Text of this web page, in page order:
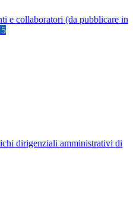
e collaboratori (da pubblicare in
dirigenziali amministrativi di